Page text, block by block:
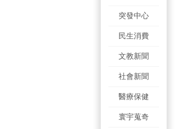
突發中心
民生消費
文教新聞
社會新聞
醫療保健
寰宇蒐奇